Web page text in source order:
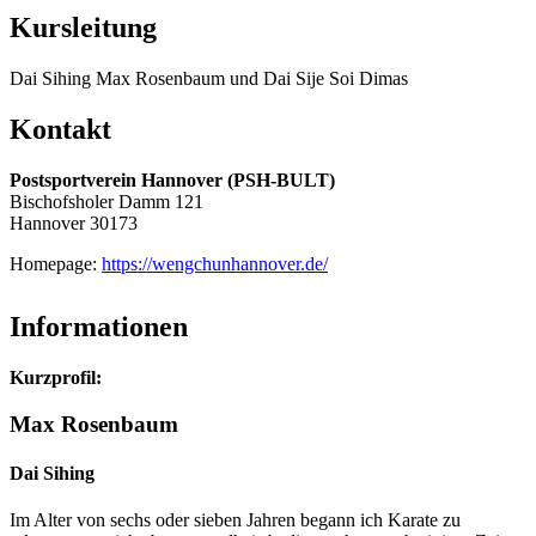
Kursleitung
Dai Sihing Max Rosenbaum und Dai Sije Soi Dimas
Kontakt
Postsportverein Hannover (PSH-BULT)
Bischofsholer Damm 121
Hannover 30173
Homepage: https://wengchunhannover.de/
Informationen
Kurzprofil:
Max Rosenbaum
Dai Sihing
Im Alter von sechs oder sieben Jahren begann ich Karate zu